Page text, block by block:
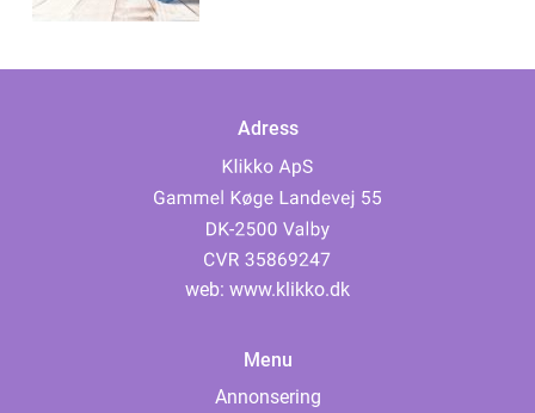
Adress
web: www.klikko.dk
Menu
Annonsering